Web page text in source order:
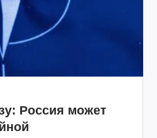
Россия может